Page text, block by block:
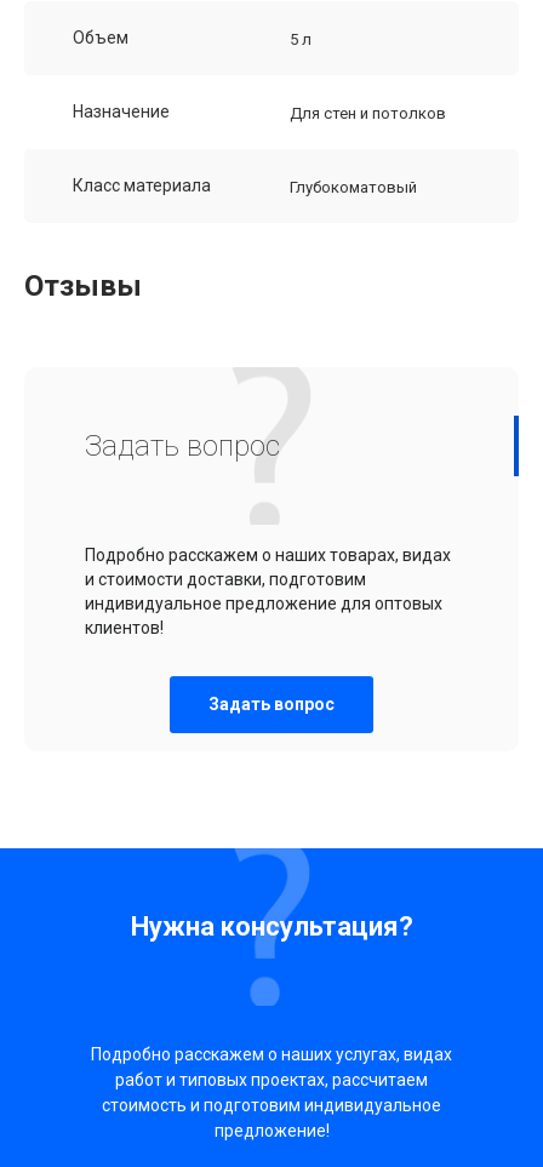
Объем 5 л
Назначение Для стен и потолков
Класс материала Глубокоматовый
Отзывы
Задать вопрос
Подробно расскажем о наших товарах, видах
и стоимости доставки, подготовим
индивидуальное предложение для оптовых
клиентов!
Задать вопрос
Нужна консультация?
Подробно расскажем о наших услугах, видах
работ и типовых проектах, рассчитаем
стоимость и подготовим индивидуальное
предложение!